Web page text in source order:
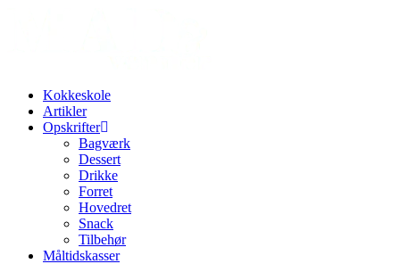
Kokkeskole
Artikler
Opskrifter
Bagværk
Dessert
Drikke
Forret
Hovedret
Snack
Tilbehør
Måltidskasser